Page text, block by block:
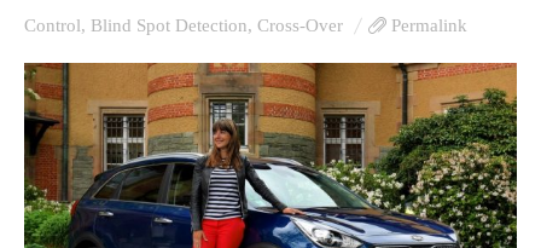
Control, Blind Spot Detection, Cross-Over Permalink